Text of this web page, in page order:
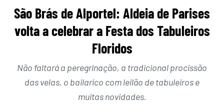
São Brás de Alportel: Aldeia de Parises
volta a celebrar a Festa dos Tabuleiros
Floridos
Não faltará a peregrinação, a tradicional procissão
das velas, o bailarico com leilão de tabuleiros e
muitas novidades.